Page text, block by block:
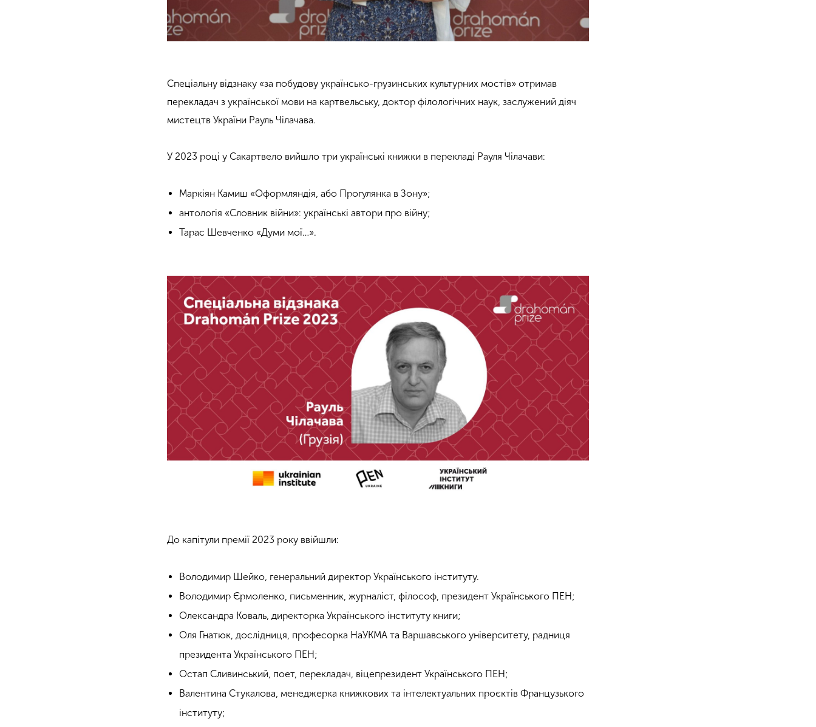
Спеціальну відзнаку «за побудову українсько-грузинських культурних мостів» отримав
перекладач з української мови на картвельську, доктор філологічних наук, заслужений діяч
мистецтв України Рауль Чілачава.
У 2023 році у Сакартвело вийшло три українські книжки в перекладі Рауля Чілачави:
Маркіян Камиш «Оформляндія, або Прогулянка в Зону»;
антологія «Словник війни»: українські автори про війну;
Тарас Шевченко «Думи мої…».
До капітули премії 2023 року ввійшли:
Володимир Шейко, генеральний директор Українського інституту.
Володимир Єрмоленко, письменник, журналіст, філософ, президент Українського ПЕН;
Олександра Коваль, директорка Українського інституту книги;
Оля Гнатюк, дослідниця, професорка НаУКМА та Варшавського університету, радниця
президента Українського ПЕН;
Остап Сливинський, поет, перекладач, віцепрезидент Українського ПЕН;
Валентина Стукалова, менеджерка книжкових та інтелектуальних проєктів Французького
інституту;